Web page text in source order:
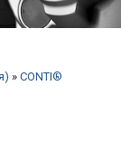
» CONTI®